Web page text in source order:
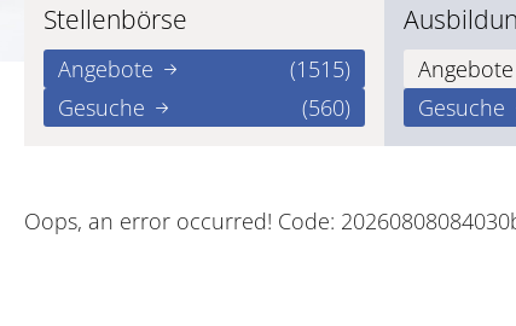
Stellenbörse
Angebote
(1515)
Gesuche
(560)
Angebote
Gesuche
Oops, an error occurred! Code: